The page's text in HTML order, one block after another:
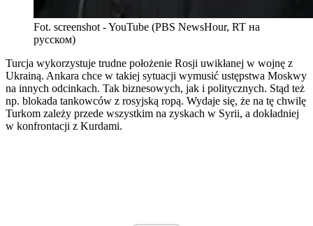
Fot. screenshot - YouTube (PBS NewsHour, RT на
русском)
Turcja wykorzystuje trudne położenie Rosji uwikłanej w wojnę z
Ukrainą. Ankara chce w takiej sytuacji wymusić ustępstwa Moskwy
na innych odcinkach. Tak biznesowych, jak i politycznych. Stąd też
np. blokada tankowców z rosyjską ropą. Wydaje się, że na tę chwilę
Turkom zależy przede wszystkim na zyskach w Syrii, a dokładniej
w konfrontacji z Kurdami.